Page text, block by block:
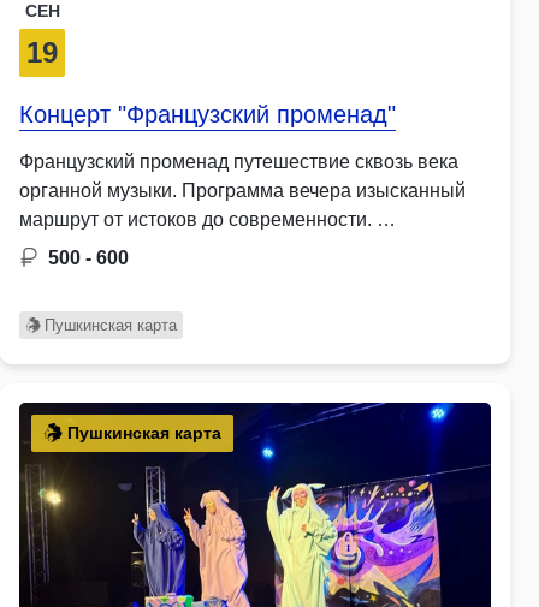
СЕН
19
Концерт "Французский променад"
Французский променад путешествие сквозь века
органной музыки. Программа вечера изысканный
маршрут от истоков до современности. …
500 - 600
Пушкинская карта
Пушкинская карта